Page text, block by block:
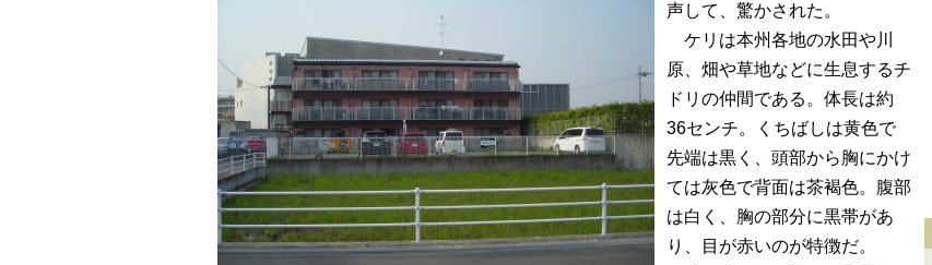
声して、驚かされた。
ケリは本州各地の水田や川
原、畑や草地などに生息するチ
ドリの仲間である。体長は約
36センチ。くちばしは黄色で
先端は黒く、頭部から胸にかけ
ては灰色で背面は茶褐色。腹部
は白く、胸の部分に黒帯があ
り、目が赤いのが特徴だ。